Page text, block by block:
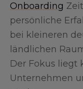
Onboarding
persönliche
bei kleineren
ländlichen
Der Fokus liegt
Unternehmen